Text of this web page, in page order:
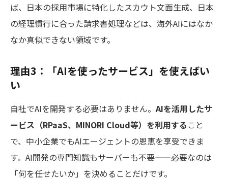
ば、日本の採用市場に特化したスカウト文面生成、日本
の経理慣行に合った請求書処理などは、海外AIにはなか
なか真似できない領域です。
理由3：「AIを使ったサービス」を使えばい
い
自社でAIを開発する必要はありません。 AIを活用したサ
ービス（RPaaS、MINORI Cloud等）を利用する こと
で、中小企業でもAIエージェントの恩恵を享受できま
す。AI開発の専門知識もサーバーも不要——必要なのは
「何を任せたいか」を決めることだけです。